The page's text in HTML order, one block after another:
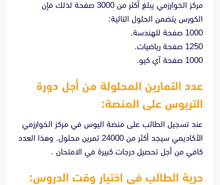
مركز الخوارزمي يبلغ أكثر من 3000 صفحة لذلك فإن
الكورس يتضمن الحلول التالية:
1000 صفحة للهندسة.
1250 صفحة رياضيات.
1000 صفحة آي كيو.
عدد التمارين المحلولة من أجل دورة
التريوس على المنصة:
عند تسجيل الطالب على منصة اليوس في مركز الخوارزمي
الأكاديمي سيجد أكثر من 24000 تمرين محلول. وهذا العدد
كافي من أجل تحصيل درجات كبيرة في الامتحان .
حرية الطالب في اختيار وقت الدروس: